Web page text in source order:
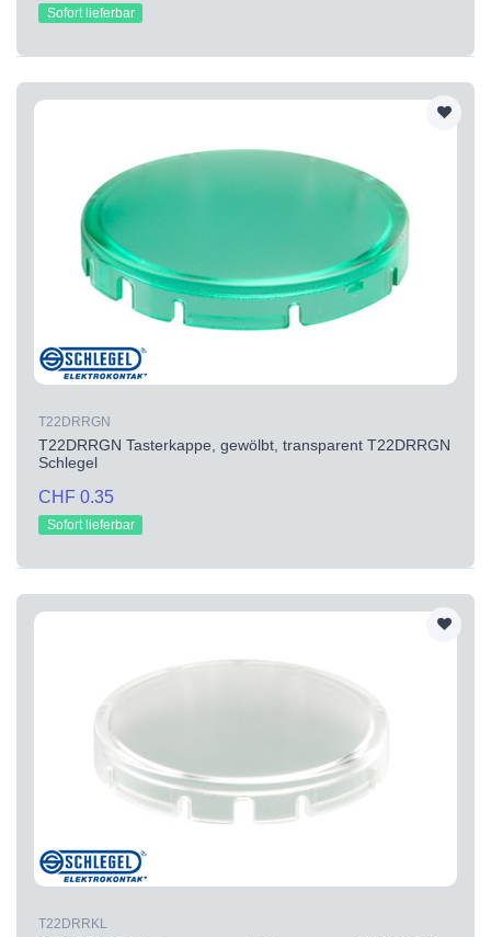
Sofort lieferbar
T22DRRGN
T22DRRGN Tasterkappe, gewölbt, transparent T22DRRGN
Schlegel
CHF 0.35
Sofort lieferbar
T22DRRKL